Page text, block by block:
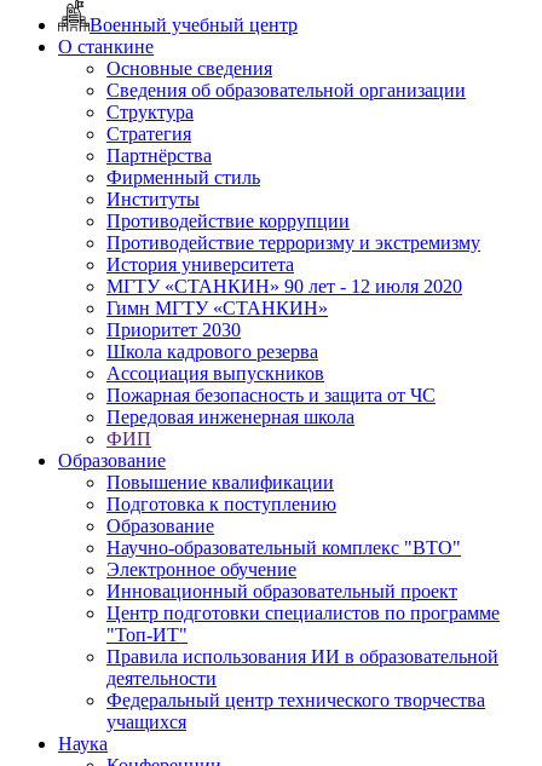
Военный учебный центр
О станкине
Основные сведения
Сведения об образовательной организации
Структура
Стратегия
Партнёрства
Фирменный стиль
Институты
Противодействие коррупции
Противодействие терроризму и экстремизму
История университета
МГТУ «СТАНКИН» 90 лет - 12 июля 2020
Гимн МГТУ «СТАНКИН»
Приоритет 2030
Школа кадрового резерва
Ассоциация выпускников
Пожарная безопасность и защита от ЧС
Передовая инженерная школа
ФИП
Образование
Повышение квалификации
Подготовка к поступлению
Образование
Научно-образовательный комплекс "ВТО"
Электронное обучение
Инновационный образовательный проект
Центр подготовки специалистов по программе
"Топ-ИТ"
Правила использования ИИ в образовательной
деятельности
Федеральный центр технического творчества
учащихся
Наука